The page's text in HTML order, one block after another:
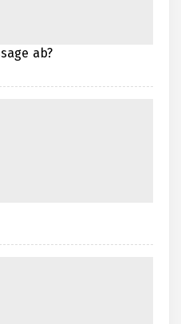
ab?